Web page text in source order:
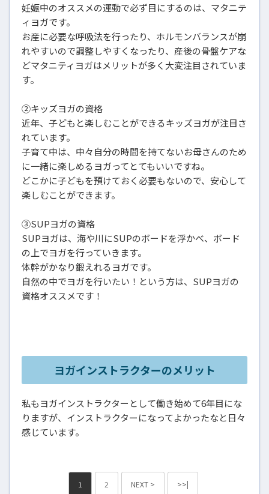
妊娠中のオススメの運動で必ず目にするのは、マタニテ
ィヨガです。
お産に必要な呼吸法を行ったり、ホルモンバランスが崩
れやすいので調整しやすくなったり、産後の骨盤ケアな
どマタニティヨガはメリットが多く大変注目されていま
す。
②キッズヨガの資格
近年、子どもと楽しむことができるキッズヨガが注目さ
れています。
子育て中は、中々自分の時間を持てないお母さんのため
に一緒に楽しめるヨガってとてもいいですね。
どこかに子どもを預けておく必要もないので、安心して
楽しむことができます。
③SUPヨガの資格
SUPヨガは、海や川にSUPのボードを浮かべ、ボード
の上でヨガを行っていきます。
体幹がかなり鍛えれるヨガです。
自然の中でヨガを行いたい！という方は、SUPヨガの
資格オススメです！
ヨガインストラクターのメリット
私もヨガインストラクターとして働き始めて6年目にな
りますが、インストラクターになってよかったなと日々
感じています。
1 2 NEXT > >>|